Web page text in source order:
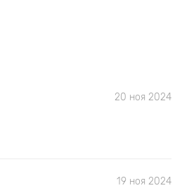
20 ноя 2024
19 ноя 2024